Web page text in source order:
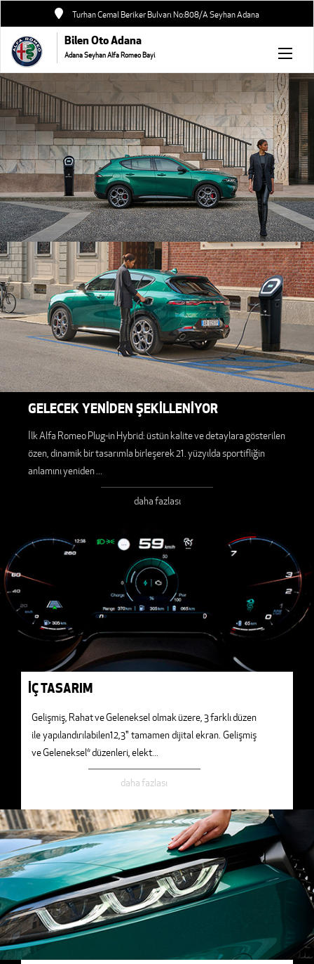
Turhan Cemal Beriker Bulvarı No:808/A Seyhan Adana
Bilen Oto Adana
Adana Seyhan Alfa Romeo Bayi
GELECEK YENİDEN ŞEKİLLENİYOR
İlk Alfa Romeo Plug-in Hybrid: üstün kalite ve detaylara gösterilen
özen, dinamik bir tasarımla birleşerek 21. yüzyılda sportifliğin
anlamını yeniden...
daha fazlası
İÇ TASARIM
Gelişmiş, Rahat ve Geleneksel olmak üzere, 3 farklı düzen
ile yapılandırılabilen12,3" tamamen dijital ekran. Gelişmiş
ve Geleneksel* düzenleri, elekt...
daha fazlası